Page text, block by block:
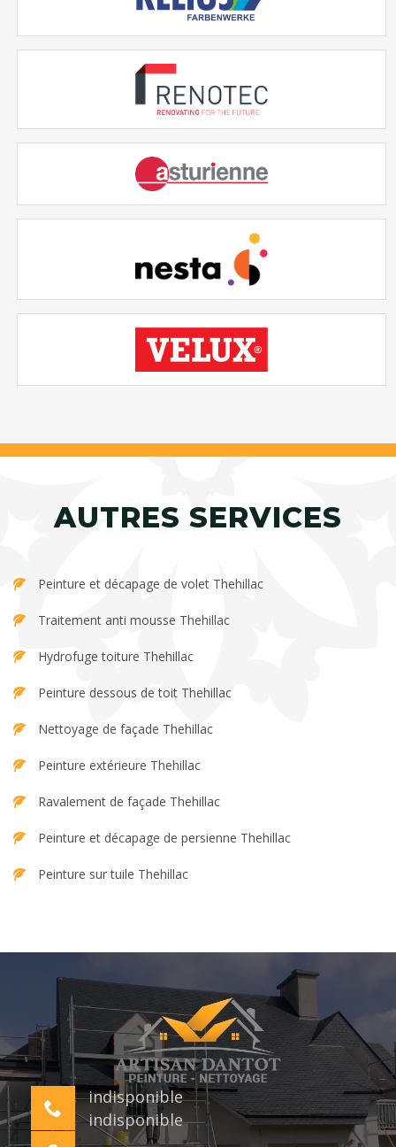
AUTRES SERVICES
Peinture et décapage de volet Thehillac
Traitement anti mousse Thehillac
Hydrofuge toiture Thehillac
Peinture dessous de toit Thehillac
Nettoyage de façade Thehillac
Peinture extérieure Thehillac
Ravalement de façade Thehillac
Peinture et décapage de persienne Thehillac
Peinture sur tuile Thehillac
indisponible
indisponible